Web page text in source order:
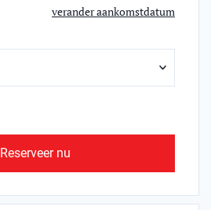
verander aankomstdatum
Reserveer nu